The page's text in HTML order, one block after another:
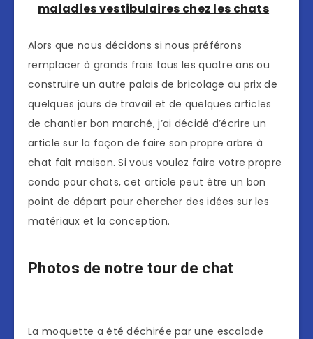
maladies vestibulaires chez les chats
Alors que nous décidons si nous préférons
remplacer à grands frais tous les quatre ans ou
construire un autre palais de bricolage au prix de
quelques jours de travail et de quelques articles
de chantier bon marché, j’ai décidé d’écrire un
article sur la façon de faire son propre arbre à
chat fait maison. Si vous voulez faire votre propre
condo pour chats, cet article peut être un bon
point de départ pour chercher des idées sur les
matériaux et la conception.
Photos de notre tour de chat
La moquette a été déchirée par une escalade